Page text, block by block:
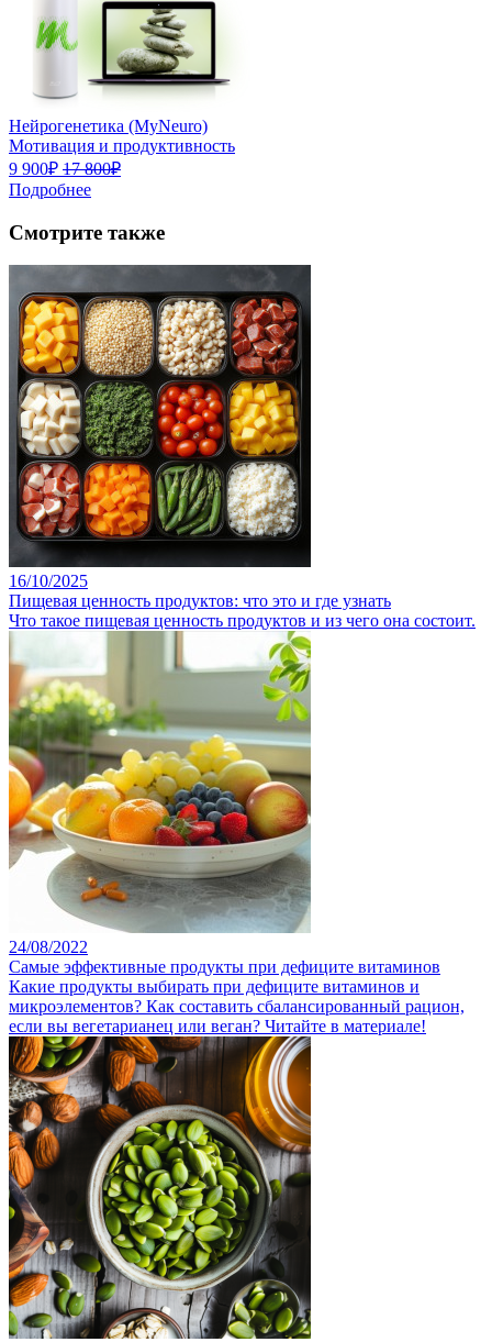
Нейрогенетика (MyNeuro)
Мотивация и продуктивность
9 900₽ 17 800₽
Подробнее
Смотрите также
16/10/2025
Пищевая ценность продуктов: что это и где узнать
Что такое пищевая ценность продуктов и из чего она состоит.
24/08/2022
Самые эффективные продукты при дефиците витаминов
Какие продукты выбирать при дефиците витаминов и
микроэлементов? Как составить сбалансированный рацион,
если вы вегетарианец или веган? Читайте в материале!